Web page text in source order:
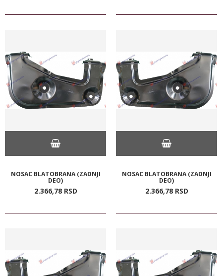
NOSAC BLATOBRANA (ZADNJI
DEO)
2.366,78 RSD
NOSAC BLATOBRANA (ZADNJI
DEO)
2.366,78 RSD